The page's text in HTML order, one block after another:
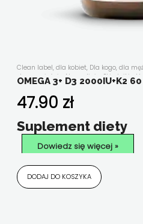
Clean label, dla kobiet, Dla kogo, dla
stawy, mięśnie
Nasze linie, Składniki
kapsułkach/tabletkach,układ
Wszystkie produkty
OMEGA 3+ D3 2000IU+K2
47.90 zł
Suplement diety
Dowiedz się więcej »
DODAJ DO KOSZYKA